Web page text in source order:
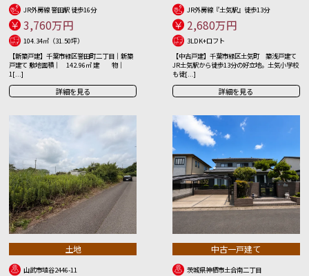
JR外房線 誉田駅 徒歩16分
3,760万円
104.34㎡（31.50坪）
【新築戸建】千葉市緑区誉田町二丁目｜新築
戸建て 敷地面積｜ 142.96㎡ 建 物｜
1[...]
詳細を見る
JR外房線『土気駅』徒歩13分
2,680万円
3LDK+ロフト
【中古戸建】千葉市緑区土気町 築浅戸建て
JR土気駅から徒歩13分の好立地。土気小学校
も徒[...]
詳細を見る
土地
山武市埴谷2446-11
中古一戸建て
茨城県神栖市土合南二丁目